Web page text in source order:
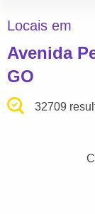
Locais em
Avenida
GO
32709